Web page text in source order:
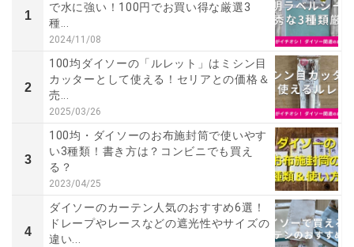
1
で水に強い！100円でお買い得な厳選3
種...
2024/11/08
2
100均ダイソーの「ルレット」はミシン目
カッターとして使える！セリアとの価格＆
売...
2025/03/26
3
100均・ダイソーのお布施封筒で使いやす
い3種類！書き方は？コンビニでも買え
る？
2023/04/25
4
ダイソーのカーテン人気のおすすめ6選！
ドレープやレースなどの遮光性やサイズの
違い...